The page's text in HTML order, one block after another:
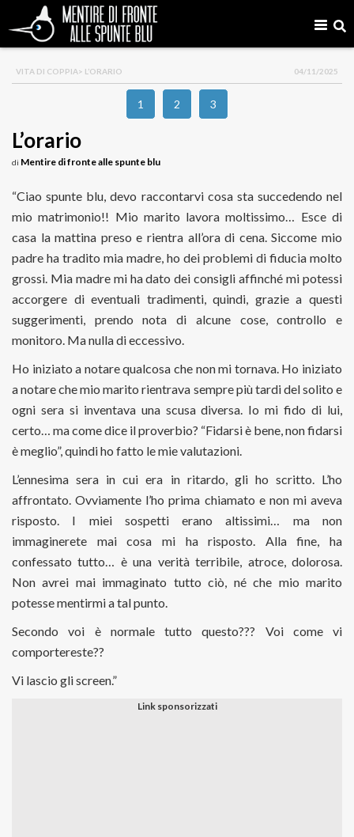
VITA DI COPPIA> L’ORARIO 04/11/2025
1 2 3
L’orario
di Mentire di fronte alle spunte blu
“Ciao spunte blu, devo raccontarvi cosa sta succedendo nel
mio matrimonio!! Mio marito lavora moltissimo… Esce di
casa la mattina preso e rientra all’ora di cena. Siccome mio
padre ha tradito mia madre, ho dei problemi di fiducia molto
grossi. Mia madre mi ha dato dei consigli affinché mi potessi
accorgere di eventuali tradimenti, quindi, grazie a questi
suggerimenti, prendo nota di alcune cose, controllo e
monitoro. Ma nulla di eccessivo.
Ho iniziato a notare qualcosa che non mi tornava. Ho iniziato
a notare che mio marito rientrava sempre più tardi del solito e
ogni sera si inventava una scusa diversa. Io mi fido di lui,
certo… ma come dice il proverbio? “Fidarsi è bene, non fidarsi
è meglio”, quindi ho fatto le mie valutazioni.
L’ennesima sera in cui era in ritardo, gli ho scritto. L’ho
affrontato. Ovviamente l’ho prima chiamato e non mi aveva
risposto. I miei sospetti erano altissimi… ma non
immaginerete mai cosa mi ha risposto. Alla fine, ha
confessato tutto… è una verità terribile, atroce, dolorosa.
Non avrei mai immaginato tutto ciò, né che mio marito
potesse mentirmi a tal punto.
Secondo voi è normale tutto questo??? Voi come vi
comportereste??
Vi lascio gli screen.”